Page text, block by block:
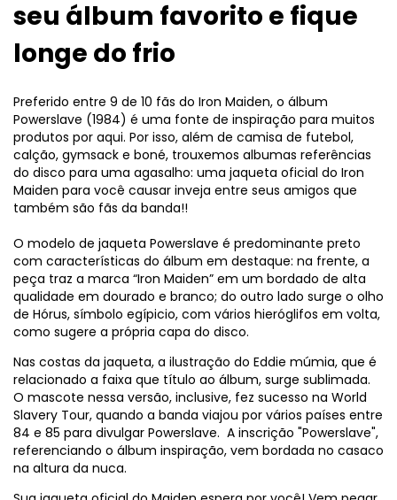
seu álbum favorito e fique
longe do frio
Preferido entre 9 de 10 fãs do Iron Maiden, o álbum
Powerslave (1984) é uma fonte de inspiração para muitos
produtos por aqui. Por isso, além de camisa de futebol,
calção, gymsack e boné, trouxemos albumas referências
do disco para uma agasalho: uma jaqueta oficial do Iron
Maiden para você causar inveja entre seus amigos que
também são fãs da banda!!
O modelo de jaqueta Powerslave é predominante preto
com características do álbum em destaque: na frente, a
peça traz a marca “Iron Maiden” em um bordado de alta
qualidade em dourado e branco; do outro lado surge o olho
de Hórus, símbolo egípicio, com vários hieróglifos em volta,
como sugere a própria capa do disco.
Nas costas da jaqueta, a ilustração do Eddie múmia, que é
relacionado a faixa que título ao álbum, surge sublimada.
O mascote nessa versão, inclusive, fez sucesso na World
Slavery Tour, quando a banda viajou por vários países entre
84 e 85 para divulgar Powerslave. A inscrição "Powerslave",
referenciando o álbum inspiração, vem bordada no casaco
na altura da nuca.